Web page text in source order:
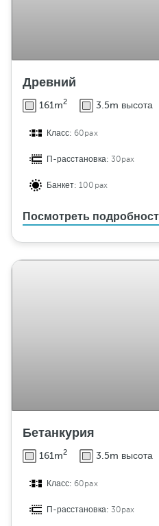
Древний
161m2 3.5m высота
Класс:60pax
П-расстановка: 30pax
Банкет:100pax
Посмотреть
Бетанкурия
161m2 3.5m высота
Класс:60pax
П-расстановка: 30pax